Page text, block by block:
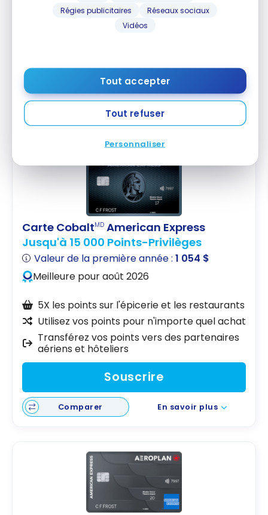
Régies publicitaires
Réseaux sociaux
Vidéos
Tout accepter
Tout refuser
Personnaliser
Comment utiliser ses points Aéroplan pour des
vacances tout inclus
STRATÉGIES
Comment utiliser ses points Aéroplan pour des
vacances tout inclus
Carte CobaltMD American Express
Jusqu'à 15 000 Points-Privilèges
Valeur de la première année :1 054 $
Meilleure pour août 2026
5X les points sur l'épicerie et les restaurants
Utilisez vos points pour n'importe quel achat
Transférez vos points vers des partenaires
aériens et hôteliers
Souscrire
Comparer En savoir plus